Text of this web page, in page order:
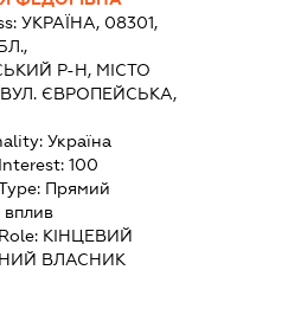
УКРАЇНА, 08301,
Р-Н, МІСТО
ЄВРОПЕЙСЬКА,
Україна
100
Прямий
вплив
КІНЦЕВИЙ
ВЛАСНИК